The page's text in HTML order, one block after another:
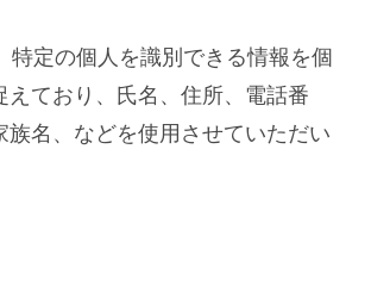
特定の個人を識別できる情報を個
えており、氏名、住所、電話番
族名、などを使用させていただい